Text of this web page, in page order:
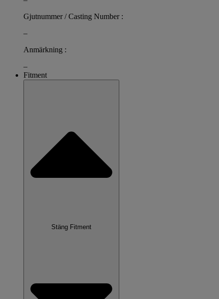
Gjutnummer / Casting Number :
–
Anmärkning :
–
Fitment
Stäng Fitment